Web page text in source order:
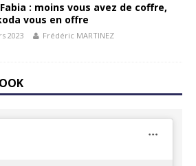
: moins vous avez de coffre,
vous en offre
2023 Frédéric MARTINEZ